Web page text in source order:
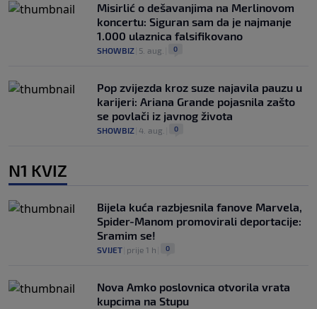
Misirlić o dešavanjima na Merlinovom
koncertu: Siguran sam da je najmanje
1.000 ulaznica falsifikovano
SHOWBIZ 5. aug. 0
Pop zvijezda kroz suze najavila pauzu u
karijeri: Ariana Grande pojasnila zašto
se povlači iz javnog života
SHOWBIZ 4. aug. 0
N1 KVIZ
Bijela kuća razbjesnila fanove Marvela,
Spider-Manom promovirali deportacije:
Sramim se!
SVIJET prije 1 h 0
Nova Amko poslovnica otvorila vrata
kupcima na Stupu